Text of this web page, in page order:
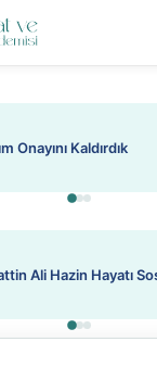
Nadir
▶ ATEŞ